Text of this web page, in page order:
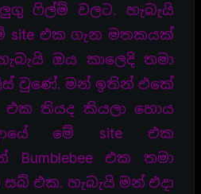
ෆිල්ම් වලට. හැබැයි
site එක ගැන මතකයක්
ඔය කාලෙදි තමා
වුණේ. මන් ඉතින් එකේ
එක තියද කියලා හොය
මේ site එක
Bumblebee එක තමා
එක. හැබැයි මන් එදා